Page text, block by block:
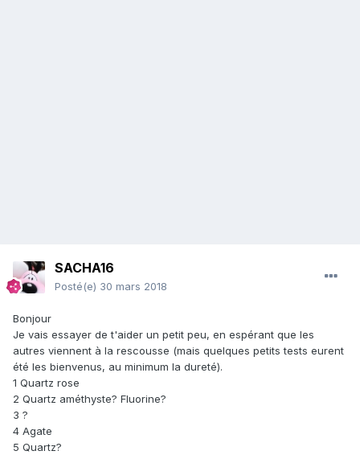
SACHA16
Posté(e) 30 mars 2018
Bonjour
Je vais essayer de t'aider un petit peu, en espérant que les
autres viennent à la rescousse (mais quelques petits tests eurent
été les bienvenus, au minimum la dureté).
1 Quartz rose
2 Quartz améthyste? Fluorine?
3 ?
4 Agate
5 Quartz?